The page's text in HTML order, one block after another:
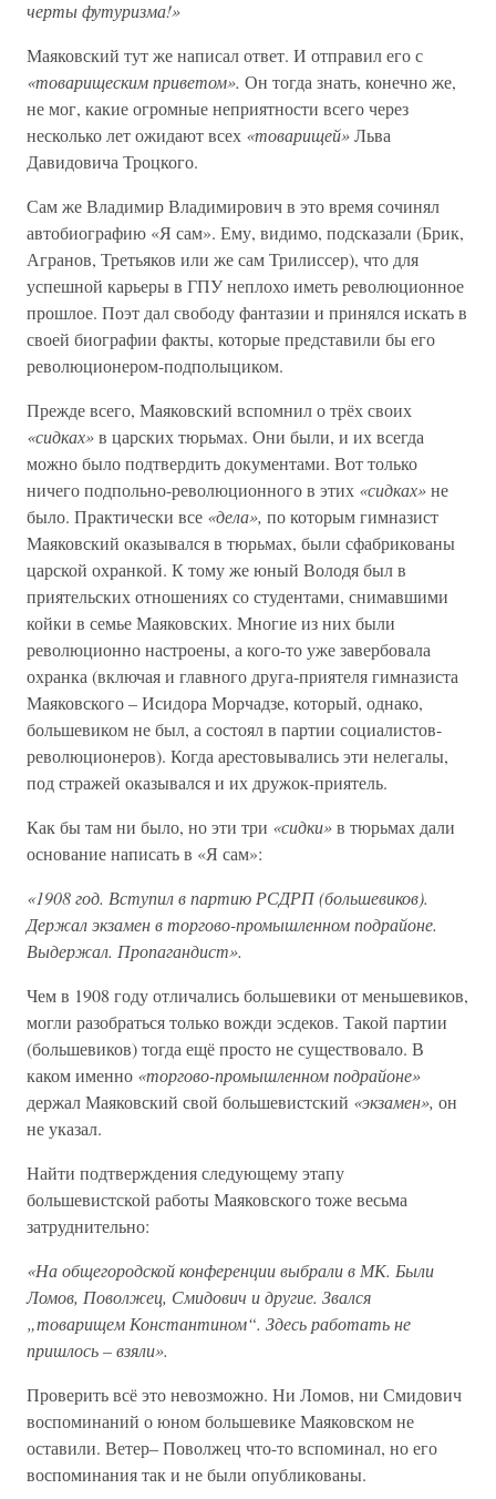
черты футуризма!»
Маяковский тут же написал ответ. И отправил его с
«товарищеским приветом». Он тогда знать, конечно же,
не мог, какие огромные неприятности всего через
несколько лет ожидают всех «товарищей»Льва
Давидовича Троцкого.
Сам же Владимир Владимирович в это время сочинял
автобиографию «Я сам». Ему, видимо, подсказали (Брик,
Агранов, Третьяков или же сам Трилиссер), что для
успешной карьеры в ГПУ неплохо иметь революционное
прошлое. Поэт дал свободу фантазии и принялся искать в
своей биографии факты, которые представили бы его
революционером-подполыциком.
Прежде всего, Маяковский вспомнил о трёх своих
«сидках»в царских тюрьмах. Они были, и их всегда
можно было подтвердить документами. Вот только
ничего подпольно-революционного в этих «сидках»не
было. Практически все «дела», по которым гимназист
Маяковский оказывался в тюрьмах, были сфабрикованы
царской охранкой. К тому же юный Володя был в
приятельских отношениях со студентами, снимавшими
койки в семье Маяковских. Многие из них были
революционно настроены, а кого-то уже завербовала
охранка (включая и главного друга-приятеля гимназиста
Маяковского – Исидора Морчадзе, который, однако,
большевиком не был, а состоял в партии социалистов-
революционеров). Когда арестовывались эти нелегалы,
под стражей оказывался и их дружок-приятель.
Как бы там ни было, но эти три «сидки»в тюрьмах дали
основание написать в «Я сам»:
«1908 год. Вступил в партию РСДРП (большевиков).
Держал экзамен в торгово-промышленном подрайоне.
Выдержал. Пропагандист».
Чем в 1908 году отличались большевики от меньшевиков,
могли разобраться только вожди эсдеков. Такой партии
(большевиков) тогда ещё просто не существовало. В
каком именно «торгово-промышленном подрайоне»
держал Маяковский свой большевистский «экзамен», он
не указал.
Найти подтверждения следующему этапу
большевистской работы Маяковского тоже весьма
затруднительно:
«На общегородской конференции выбрали в МК. Были
Ломов, Поволжец, Смидович и другие. Звался
„товарищем Константином“. Здесь работать не
пришлось – взяли».
Проверить всё это невозможно. Ни Ломов, ни Смидович
воспоминаний о юном большевике Маяковском не
оставили. Ветер– Поволжец что-то вспоминал, но его
воспоминания так и не были опубликованы.